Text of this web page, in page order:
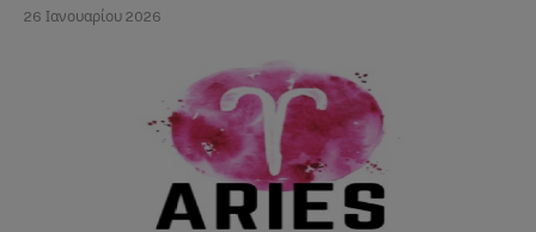
26 Ιανουαρίου 2026